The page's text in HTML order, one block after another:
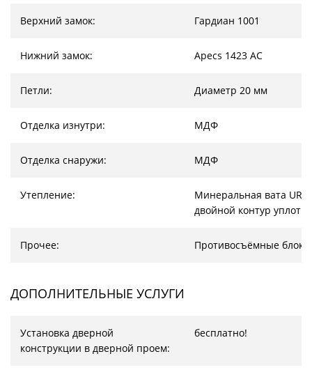
Верхний замок: Гардиан 1001
Нижний замок: Apecs 1423 AC
Петли: Диаметр 20 мм
Отделка изнутри: МДФ
Отделка снаружи: МДФ
Утепление:
Минеральная вата
двойной контур
Прочее: Противосъёмные
ДОПОЛНИТЕЛЬНЫЕ УСЛУГИ
Установка дверной
конструкции в дверной проем:
бесплатно!